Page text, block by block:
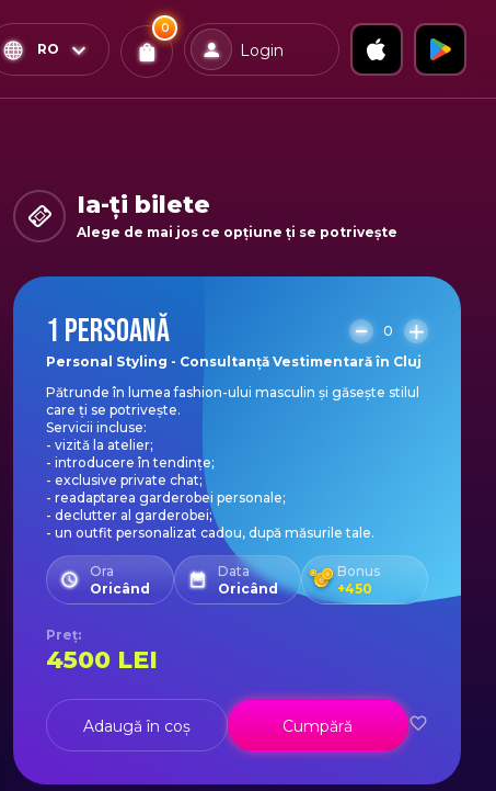
RO
0
Ai0
x0
Bilete
Confirmă & Plătește
Login
Ia-ți bilete
Alege de mai jos ce opțiune ți se potrivește
1 PERSOANĂ
0
Personal Styling - Consultanță Vestimentară în Cluj
Pătrunde în lumea fashion-ului masculin și găsește stilul
care ți se potrivește.
Servicii incluse:
- vizită la atelier;
- introducere în tendințe;
- exclusive private chat;
- readaptarea garderobei personale;
- declutter al garderobei;
- un outfit personalizat cadou, după măsurile tale.
Ora
Oricând
Data
Oricând
Bonus
+450
Preț:
4500 LEI
Adaugă în coș Cumpără